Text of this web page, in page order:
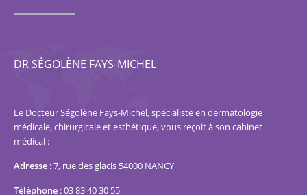
DR SÉGOLÈNE FAYS-MICHEL
Le Docteur Ségolène Fays-Michel, spécialiste en dermatologie
médicale, chirurgicale et esthétique, vous reçoit à son cabinet
médical :
Adresse :7, rue des glacis 54000 NANCY
Téléphone :03 83 40 30 55